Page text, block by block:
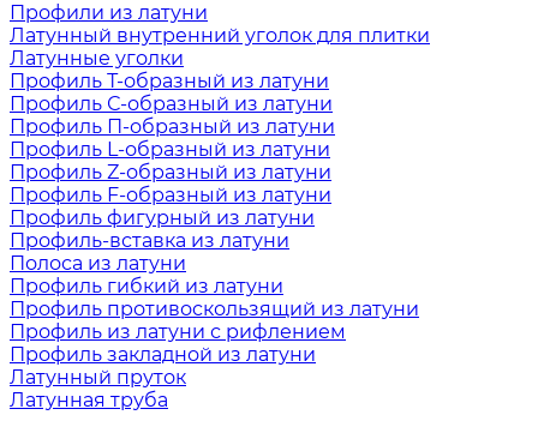
Профили из латуни
Латунный внутренний уголок для плитки
Латунные уголки
Профиль Т-образный из латуни
Профиль С-образный из латуни
Профиль П-образный из латуни
Профиль L-образный из латуни
Профиль Z-образный из латуни
Профиль F-образный из латуни
Профиль фигурный из латуни
Профиль-вставка из латуни
Полоса из латуни
Профиль гибкий из латуни
Профиль противоскользящий из латуни
Профиль из латуни с рифлением
Профиль закладной из латуни
Латунный пруток
Латунная труба